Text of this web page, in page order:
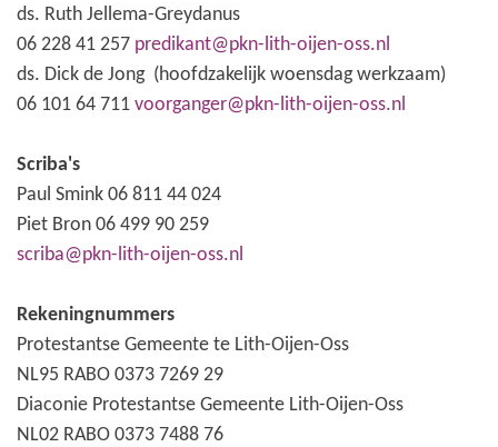
ds. Ruth Jellema-Greydanus
06 228 41 257 predikant@pkn-lith-oijen-oss.nl
ds. Dick de Jong (hoofdzakelijk woensdag werkzaam)
06 101 64 711 voorganger@pkn-lith-oijen-oss.nl
Scriba's
Paul Smink 06 811 44 024
Piet Bron 06 499 90 259
scriba@pkn-lith-oijen-oss.nl
Rekeningnummers
Protestantse Gemeente te Lith-Oijen-Oss
NL95 RABO 0373 7269 29
Diaconie Protestantse Gemeente Lith-Oijen-Oss
NL02 RABO 0373 7488 76